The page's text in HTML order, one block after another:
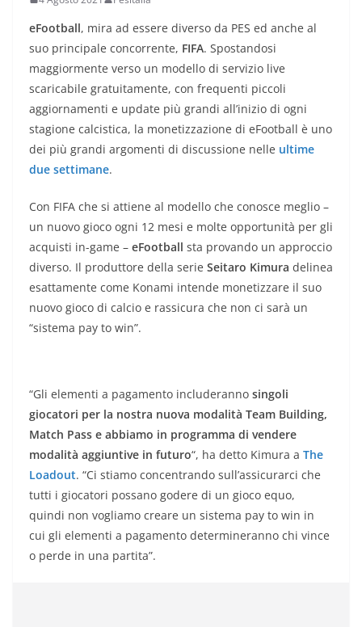
eFootball, mira ad essere diverso da PES ed anche al
suo principale concorrente, FIFA. Spostandosi
maggiormente verso un modello di servizio live
scaricabile gratuitamente, con frequenti piccoli
aggiornamenti e update più grandi all’inizio di ogni
stagione calcistica, la monetizzazione di eFootball è uno
dei più grandi argomenti di discussione nelle ultime
due settimane.
Con FIFA che si attiene al modello che conosce meglio –
un nuovo gioco ogni 12 mesi e molte opportunità per gli
acquisti in-game – eFootball sta provando un approccio
diverso. Il produttore della serie Seitaro Kimura delinea
esattamente come Konami intende monetizzare il suo
nuovo gioco di calcio e rassicura che non ci sarà un
“sistema pay to win”.
“Gli elementi a pagamento includeranno singoli
giocatori per la nostra nuova modalità Team Building,
Match Pass e abbiamo in programma di vendere
modalità aggiuntive in futuro“, ha detto Kimura a The
Loadout. “Ci stiamo concentrando sull’assicurarci che
tutti i giocatori possano godere di un gioco equo,
quindi non vogliamo creare un sistema pay to win in
cui gli elementi a pagamento determineranno chi vince
o perde in una partita”.